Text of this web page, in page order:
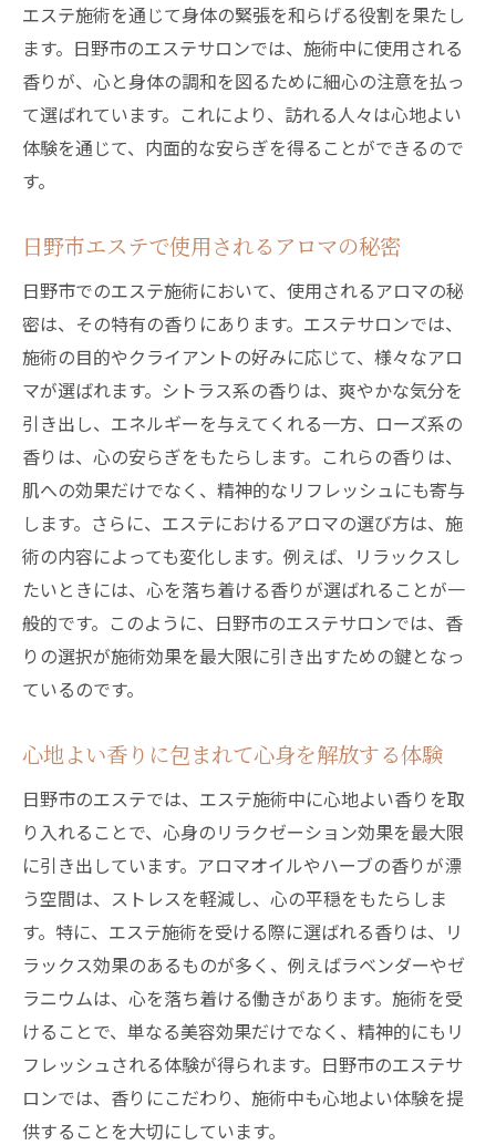
エステ施術を通じて身体の緊張を和らげる役割を果たし
ます。日野市のエステサロンでは、施術中に使用される
香りが、心と身体の調和を図るために細心の注意を払っ
て選ばれています。これにより、訪れる人々は心地よい
体験を通じて、内面的な安らぎを得ることができるので
す。
日野市エステで使用されるアロマの秘密
日野市でのエステ施術において、使用されるアロマの秘
密は、その特有の香りにあります。エステサロンでは、
施術の目的やクライアントの好みに応じて、様々なアロ
マが選ばれます。シトラス系の香りは、爽やかな気分を
引き出し、エネルギーを与えてくれる一方、ローズ系の
香りは、心の安らぎをもたらします。これらの香りは、
肌への効果だけでなく、精神的なリフレッシュにも寄与
します。さらに、エステにおけるアロマの選び方は、施
術の内容によっても変化します。例えば、リラックスし
たいときには、心を落ち着ける香りが選ばれることが一
般的です。このように、日野市のエステサロンでは、香
りの選択が施術効果を最大限に引き出すための鍵となっ
ているのです。
心地よい香りに包まれて心身を解放する体験
日野市のエステでは、エステ施術中に心地よい香りを取
り入れることで、心身のリラクゼーション効果を最大限
に引き出しています。アロマオイルやハーブの香りが漂
う空間は、ストレスを軽減し、心の平穏をもたらしま
す。特に、エステ施術を受ける際に選ばれる香りは、リ
ラックス効果のあるものが多く、例えばラベンダーやゼ
ラニウムは、心を落ち着ける働きがあります。施術を受
けることで、単なる美容効果だけでなく、精神的にもリ
フレッシュされる体験が得られます。日野市のエステサ
ロンでは、香りにこだわり、施術中も心地よい体験を提
供することを大切にしています。